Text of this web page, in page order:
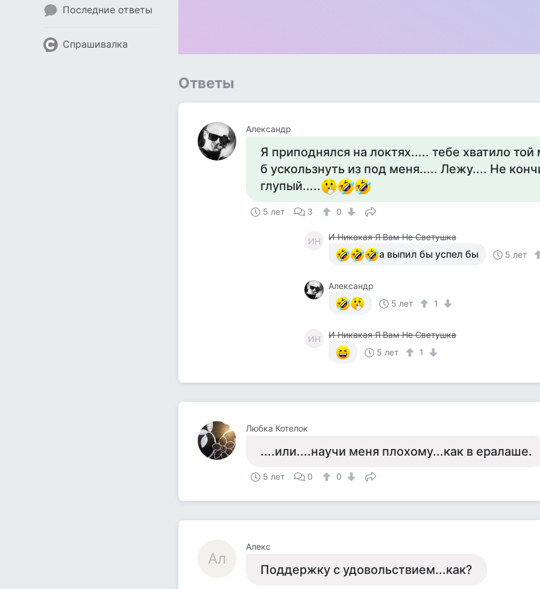
Последние ответы
Спрашивалка
Ответы
Александр
Я приподнялся на локтях..... тебе хватило
б ускользнуть из под меня..... Лежу.... Не
глупый.....
5 лет 3 0
ИН И Никакая Я Вам Не Светушка
а выпил бы успел бы 5 лет
Александр
5 лет
1
ИН
И Никакая Я Вам Не Светушка
5 лет
1
Любка Котелок
....или....научи меня плохому...как в ералаше.
5 лет 0 0
Ал
Алекс
Поддержку с удовольствием...как?